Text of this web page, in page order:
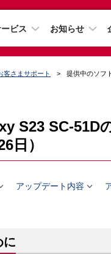
ビス お知らせ
客さまサポート 提供中のソフ
S23 SC-51D
日）
アップデート内容 
に